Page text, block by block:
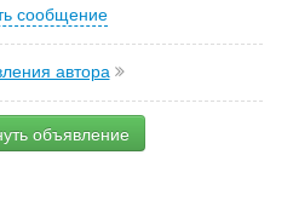
сообщение
автора
объявление